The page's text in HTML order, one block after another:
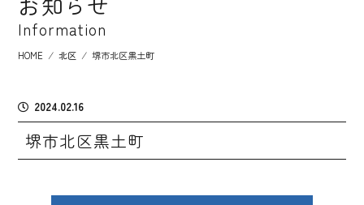
Information
HOME ⁄ 北区 ⁄ 堺市北区黒土町
2024.02.16
堺市北区黒土町